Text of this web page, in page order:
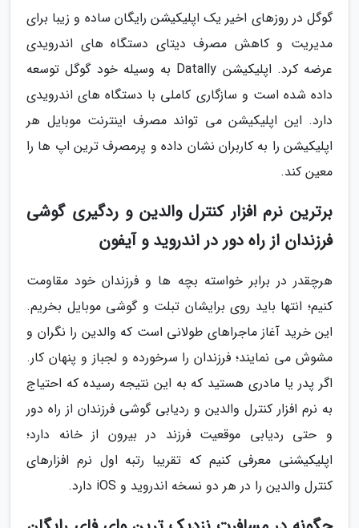
گوگل در روزهای اخیر یک اپلیکیشن رایگان ساده و زیبا برای
مدیریت و کاهش مصرف دیتای دستگاه های اندرویدی
عرضه کرد. اپلیکیشن Datally به وسیله خود گوگل توسعه
داده شده است و سازگاری کاملی با دستگاه های اندرویدی
دارد. این اپلیکیشن می تواند مصرف اینترنت موبایل هر
اپلیکیشن را به کاربران نشان داده و پرمصرف ترین اپ ها را
معین کند.
برترین نرم افزار کنترل والدین و ردگیری گوشی
فرزندان از راه دور در اندروید و آیفون
هرچقدر در برابر خواسته بچه ها و فرزندان خود مقاومت
کنیم؛ انتها باید روی برایشان تبلت و گوشی موبایل بخریم.
این خرید آغاز ماجراهای طولانی است که والدین را نگران و
مشوش می نمایند؛ فرزندان را سرخورده و لجباز و پنهان کار.
اگر پدر یا مادری هستید که به این نتیجه رسیده که احتیاج
به نرم افزار کنترل والدین و ردیابی گوشی فرزندان از راه دور
و حتی ردیابی موقعیت فرزند در بیرون از خانه دارد؛
اپلیکیشنی معرفی کنیم که تقریبا رتبه اول نرم افزارهای
کنترل والدین را در هر دو نسخه اندروید و iOS دارد.